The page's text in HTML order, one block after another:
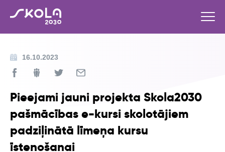
16.10.2023
Pieejami jauni projekta Skola2030
pašmācības e-kursi skolotājiem
padziļinātā līmeņa kursu
īstenošanai